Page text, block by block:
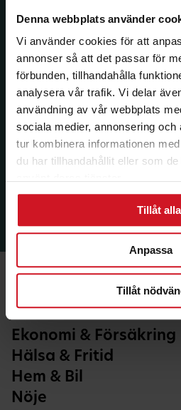
Denna webbplats använder
Vi använder cookies för att
annonser så att det passar för
förbunden, tillhandahålla
analysera vår trafik. Vi delar
användning av vår webbplats
sociala medier, annonsering
tur kombinera informationen
du har tillhandahållit eller som
Tillåt alla
Anpassa
Tillåt
Ekonomi & Försäkring
Hälsa & Fritid
Hem & Bil
Nöje